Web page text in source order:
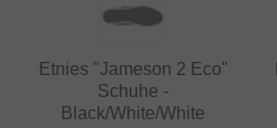
Etnies "Jameson 2 Eco"
Schuhe -
Black/White/White